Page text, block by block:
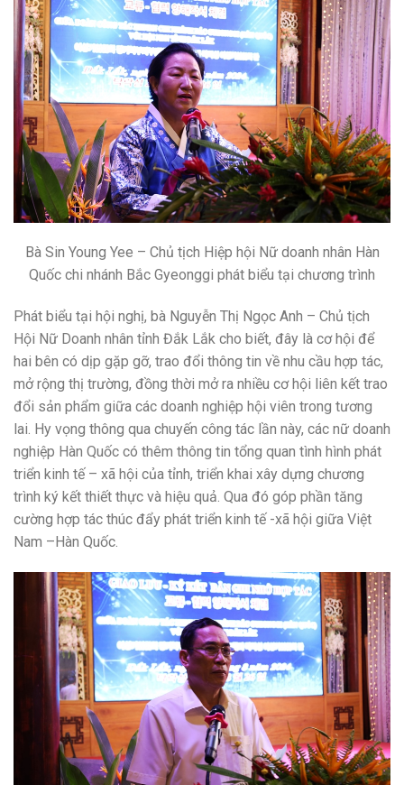
Bà Sin Young Yee – Chủ tịch Hiệp hội Nữ doanh nhân Hàn
Quốc chi nhánh Bắc Gyeonggi phát biểu tại chương trình
Phát biểu tại hội nghị, bà Nguyễn Thị Ngọc Anh – Chủ tịch
Hội Nữ Doanh nhân tỉnh Đắk Lắk cho biết, đây là cơ hội để
hai bên có dịp gặp gỡ, trao đổi thông tin về nhu cầu hợp tác,
mở rộng thị trường, đồng thời mở ra nhiều cơ hội liên kết trao
đổi sản phẩm giữa các doanh nghiệp hội viên trong tương
lai. Hy vọng thông qua chuyến công tác lần này, các nữ doanh
nghiệp Hàn Quốc có thêm thông tin tổng quan tình hình phát
triển kinh tế – xã hội của tỉnh, triển khai xây dựng chương
trình ký kết thiết thực và hiệu quả. Qua đó góp phần tăng
cường hợp tác thúc đẩy phát triển kinh tế -xã hội giữa Việt
Nam –Hàn Quốc.